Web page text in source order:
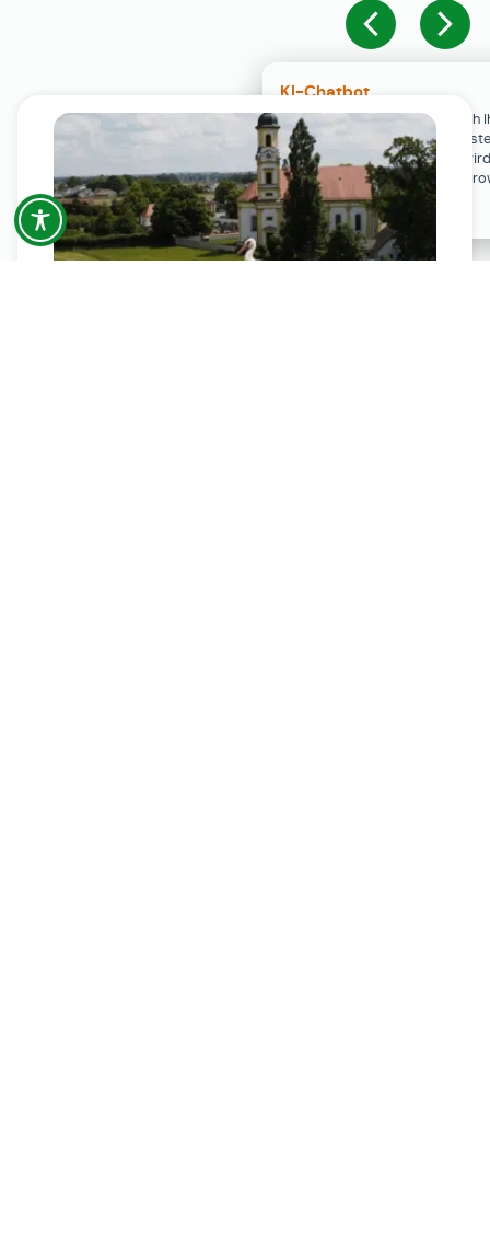
KI-Chatbot
Der KI-Chatbot steht erst nach
Einwilligung in den Cookie-
Verfügung. Der Chat-Verlauf
ausschließlich lokal in Ihrem
gespeichert.